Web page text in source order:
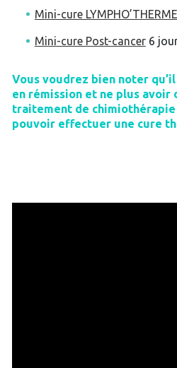
Mini-cure
Mini-cure Post-cancer6
Vous voudrez bien noter
en rémission et ne plus avoir
traitement de
pouvoir effectuer une cure